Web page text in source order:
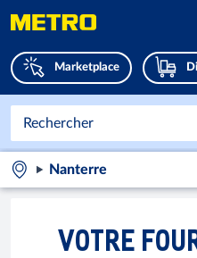
Marketplace
Nanterre
VOTRE